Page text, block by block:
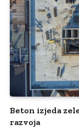
Beton izjeda
razvoja